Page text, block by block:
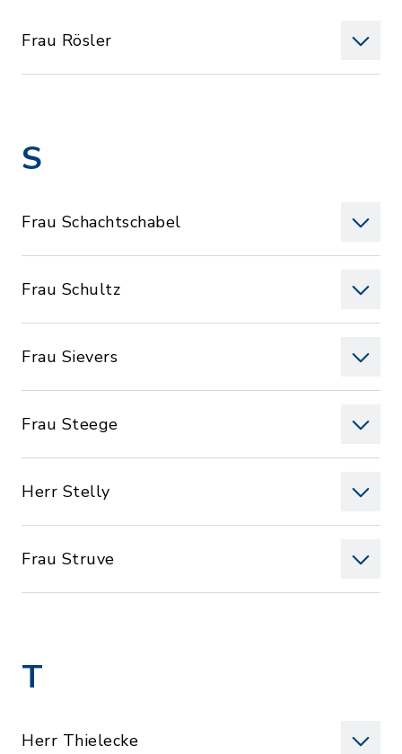
Frau Rösler
S
Frau Schachtschabel
Frau Schultz
Frau Sievers
Frau Steege
Herr Stelly
Frau Struve
T
Herr Thielecke